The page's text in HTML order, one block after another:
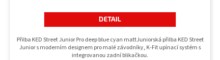
DETAIL
Přilba KED Street Junior Pro deep blue cyan mattJuniorská přilba KED Street
Junior s moderním designem pro malé závodníky, K-Fit upínací systém s
integrovanou zadní blikačkou.